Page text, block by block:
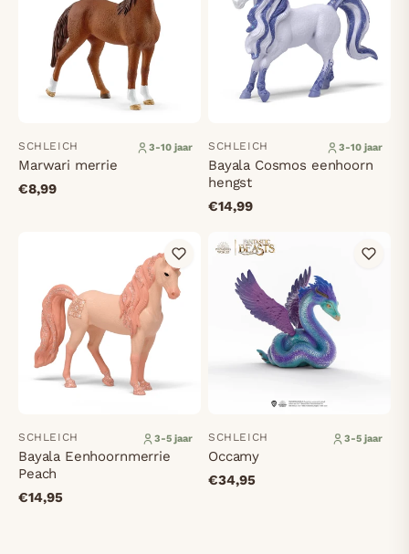
SCHLEICH 3-10 jaar
Marwari merrie
€8,99
SCHLEICH 3-10 jaar
Bayala Cosmos eenhoorn
hengst
€14,99
SCHLEICH 3-5 jaar
Bayala Eenhoornmerrie
Peach
€14,95
SCHLEICH 3-5 jaar
Occamy
€34,95